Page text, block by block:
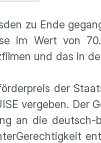
zu Ende
im Wert von
und das in
der
vergeben. Der
an die deutsch-